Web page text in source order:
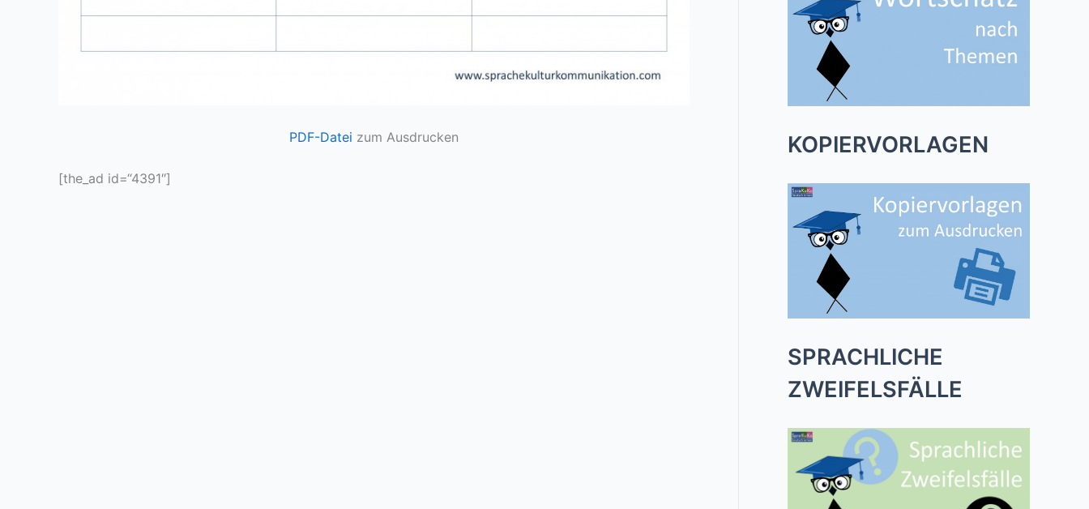
PDF-Datei zum Ausdrucken
[the_ad id=“4391″]
KOPIERVORLAGEN
SPRACHLICHE
ZWEIFELSFÄLLE